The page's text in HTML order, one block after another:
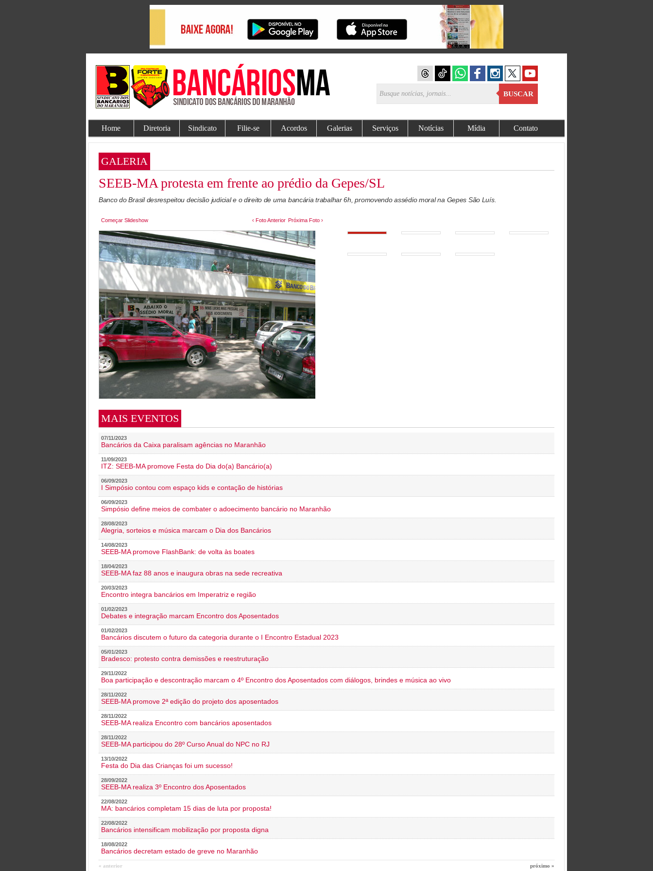
BUSCAR
Home Diretoria Sindicato Filie-se Acordos Galerias Serviços Notícias Mídia Contato
GALERIA
SEEB-MA protesta em frente ao prédio da Gepes/SL
Banco do Brasil desrespeitou decisão judicial e o direito de uma bancária trabalhar 6h, promovendo assédio moral na Gepes São Luís.
Começar Slideshow ‹ Foto Anterior Próxima Foto ›
MAIS EVENTOS
07/11/2023
Bancários da Caixa paralisam agências no Maranhão
11/09/2023
ITZ: SEEB-MA promove Festa do Dia do(a) Bancário(a)
06/09/2023
I Simpósio contou com espaço kids e contação de histórias
06/09/2023
Simpósio define meios de combater o adoecimento bancário no Maranhão
28/08/2023
Alegria, sorteios e música marcam o Dia dos Bancários
14/08/2023
SEEB-MA promove FlashBank: de volta às boates
18/04/2023
SEEB-MA faz 88 anos e inaugura obras na sede recreativa
20/03/2023
Encontro integra bancários em Imperatriz e região
01/02/2023
Debates e integração marcam Encontro dos Aposentados
01/02/2023
Bancários discutem o futuro da categoria durante o I Encontro Estadual 2023
05/01/2023
Bradesco: protesto contra demissões e reestruturação
29/11/2022
Boa participação e descontração marcam o 4º Encontro dos Aposentados com diálogos, brindes e música ao vivo
28/11/2022
SEEB-MA promove 2ª edição do projeto dos aposentados
28/11/2022
SEEB-MA realiza Encontro com bancários aposentados
28/11/2022
SEEB-MA participou do 28º Curso Anual do NPC no RJ
13/10/2022
Festa do Dia das Crianças foi um sucesso!
28/09/2022
SEEB-MA realiza 3º Encontro dos Aposentados
22/08/2022
MA: bancários completam 15 dias de luta por proposta!
22/08/2022
Bancários intensificam mobilização por proposta digna
18/08/2022
Bancários decretam estado de greve no Maranhão
« anterior próximo »